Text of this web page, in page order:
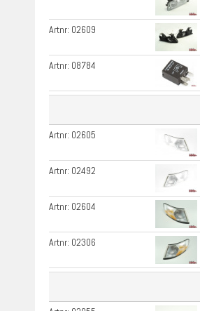
Artnr: 02609
Artnr: 08784
Artnr: 02605
Artnr: 02492
Artnr: 02604
Artnr: 02306